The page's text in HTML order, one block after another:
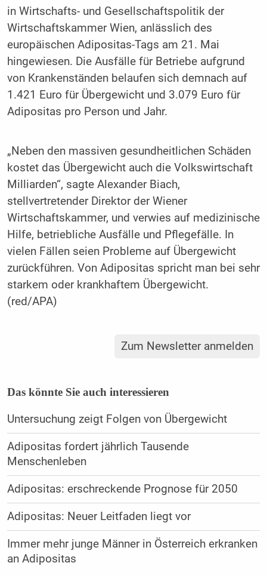
in Wirtschafts- und Gesellschaftspolitik der
Wirtschaftskammer Wien, anlässlich des
europäischen Adipositas-Tags am 21. Mai
hingewiesen. Die Ausfälle für Betriebe aufgrund
von Krankenständen belaufen sich demnach auf
1.421 Euro für Übergewicht und 3.079 Euro für
Adipositas pro Person und Jahr.
„Neben den massiven gesundheitlichen Schäden
kostet das Übergewicht auch die Volkswirtschaft
Milliarden“, sagte Alexander Biach,
stellvertretender Direktor der Wiener
Wirtschaftskammer, und verwies auf medizinische
Hilfe, betriebliche Ausfälle und Pflegefälle. In
vielen Fällen seien Probleme auf Übergewicht
zurückführen. Von Adipositas spricht man bei sehr
starkem oder krankhaftem Übergewicht.
(red/APA)
Zum Newsletter anmelden
Das könnte Sie auch interessieren
Untersuchung zeigt Folgen von Übergewicht
Adipositas fordert jährlich Tausende
Menschenleben
Adipositas: erschreckende Prognose für 2050
Adipositas: Neuer Leitfaden liegt vor
Immer mehr junge Männer in Österreich erkranken
an Adipositas